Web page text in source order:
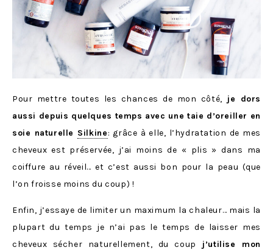
Pour mettre toutes les chances de mon côté, je dors
aussi depuis quelques temps avec une taie d’oreiller en
soie naturelle Silkine: grâce à elle, l’hydratation de mes
cheveux est préservée, j’ai moins de « plis » dans ma
coiffure au réveil… et c’est aussi bon pour la peau (que
l’on froisse moins du coup) !
Enfin, j’essaye de limiter un maximum la chaleur… mais la
plupart du temps je n’ai pas le temps de laisser mes
cheveux sécher naturellement, du coup
j’utilise mon